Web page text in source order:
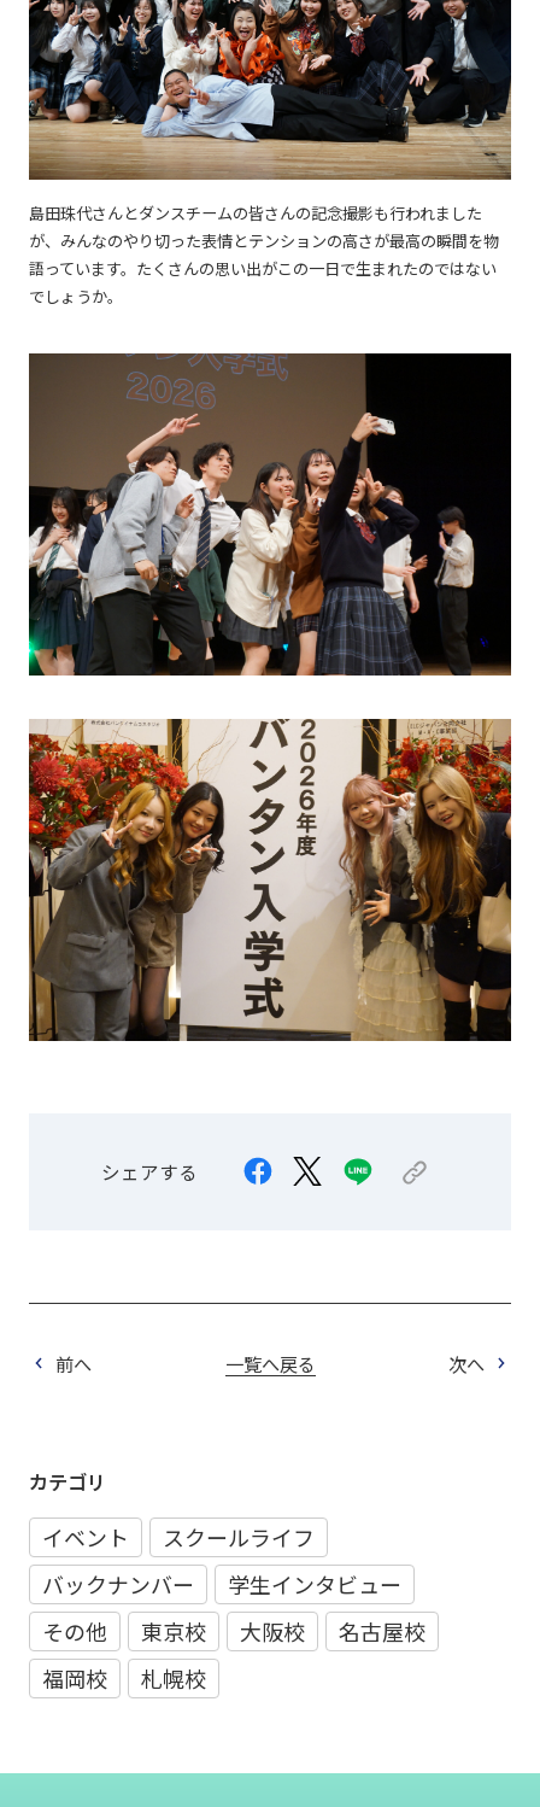
島田珠代さんとダンスチームの皆さんの記念撮影も行われました
が、みんなのやり切った表情とテンションの高さが最高の瞬間を物
語っています。たくさんの思い出がこの一日で生まれたのではない
でしょうか。
シェアする
前へ 一覧へ戻る 次へ
カテゴリ
イベント
スクールライフ
バックナンバー
学生インタビュー
その他
東京校 大阪校
名古屋校
福岡校
札幌校